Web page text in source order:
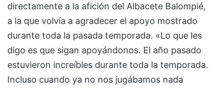
directamente a la afición del Albacete Balompié,
a la que volvía a agradecer el apoyo mostrado
durante toda la pasada temporada. «Lo que les
digo es que sigan apoyándonos. El año pasado
estuvieron increíbles durante toda la temporada.
Incluso cuando ya no nos jugábamos nada